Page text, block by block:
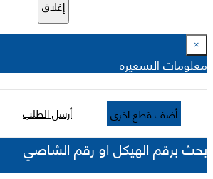
إغلاق
×
معلومات التسعيرة
أضف قطع اخرى أرسل الطلب
بحث برقم الهيكل او رقم الشاصي